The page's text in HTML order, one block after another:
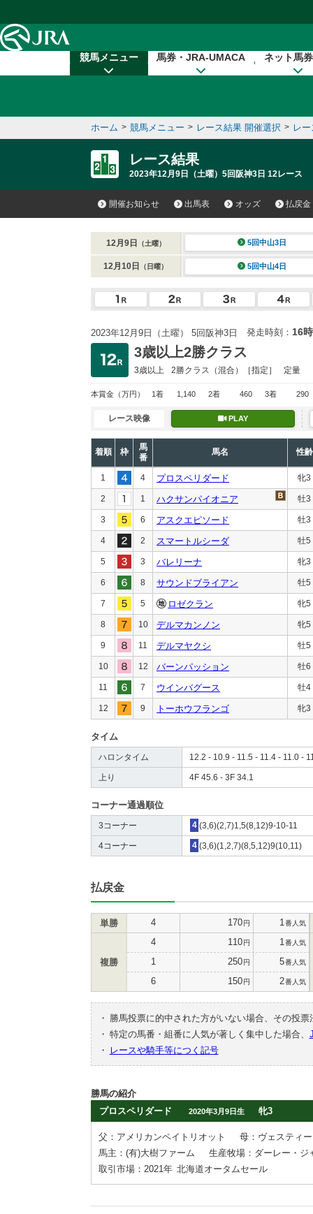
競馬メニュー 馬券・JRA-UMACA ネット馬
ホーム > 競馬メニュー > レース結果 開催選択 > レ
レース結果
2023年12月9日（土曜）5回阪神3日 12レース
開催お知らせ 出馬表 オッズ 払戻金
12月9日 （土曜） 5回中山3日
12月10日 （日曜） 5回中山4日
2023年12月9日（土曜） 5回阪神3日 発走時刻： 16
3歳以上2勝クラス
3歳以上 2勝クラス （混合）［指定］ 定量
本賞金 （万円） 1着 1,140 2着 460 3着 290
レース映像 PLAY
着順 枠
馬
番
馬名 性齢
1 4 プロスペリダード 牝3
2 1 ハクサンパイオニア 牡3
3 6 アスクエピソード 牡3
4 2 スマートルシーダ 牡5
5 3 バレリーナ 牝3
6 8 サウンドブライアン 牡5
7 5 ロゼクラン 牝5
8 10 デルマカンノン 牝5
9 11 デルマヤクシ 牡5
10 12 バーンパッション 牡6
11 7 ウインバグース 牡4
12 9 トーホウフランゴ 牝3
タイム
ハロンタイム 12.2 - 10.9 - 11.5 - 11.4 - 11.0 -
上り 4F 45.6 - 3F 34.1
コーナー通過順位
3コーナー 4 (3,6)(2,7)1,5(8,12)9-10-11
4コーナー 4 (3,6)(1,2,7)(8,5,12)9(10,11)
払戻金
単勝 4 170円 1 番人気
複勝
4 110円 1 番人気
1 250円 5番人気
6 150円 2番人気
・
勝馬投票に的中された方がいない場合、その投
・ 特定の馬番・組番に人気が著しく集中した場合、
・
レースや騎手等につく記号
勝馬の紹介
プロスペリダード
2020年3月9日生 牝3
父：アメリカンペイトリオット
母：ヴェスティ
馬主：(有)大樹ファーム
生産牧場：ダーレー・ジ
取引市場：2021年 北海道オータムセール